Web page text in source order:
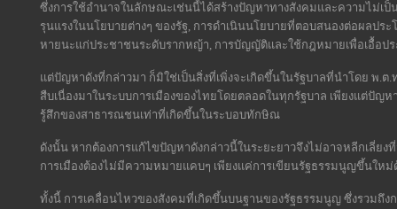
ซึ่งการใช้อำนาจในลักษณะเช่นนี้ได้สร้างปัญหาทางสังคมและความไม่เป็
รุนแรงในนโยบายต่างๆ ของรัฐ, การดำเนินนโยบายที่ตอบสนองต่อผลป
หายนะแก่ประชาชนระดับรากหญ้า, การบัญญัติและใช้กฎหมายเพื่อเอื้อป
แต่ปัญหาดังที่กล่าวมา ก็มิใช่เป็นสิ่งที่เพิ่งจะเกิดขึ้นในรัฐบาลที่นำโดย พ.
สืบเนื่องมาในระบบการเมืองของไทยโดยตลอดในทุกรัฐบาล เพียงแต่ปัญ
รู้สึกของสาธารณชนเท่าที่เกิดขึ้นในระบอบทักษิณ
ดังนั้น หากต้องการแก้ไขปัญหาดังกล่าวนี้ในระยะยาวจึงไม่อาจหลีกเลี่ยง
การเมืองต้องไม่มีความหมายแคบๆ เพียงแค่การเขียนรัฐธรรมนูญขึ้นให
ทั้งนี้ การเคลื่อนไหวของสังคมที่เกิดขึ้นบนฐานของรัฐธรรมนูญ ซึ่งรวมถึง